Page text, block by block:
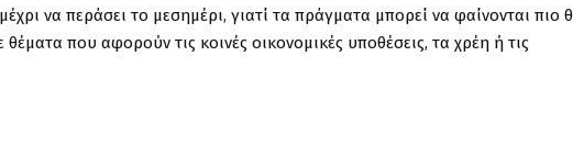
να περάσει το μεσημέρι, γιατί τα πράγματα μπορεί να φαίνονται πιο
που αφορούν τις κοινές οικονομικές υποθέσεις, τα χρέη ή τις